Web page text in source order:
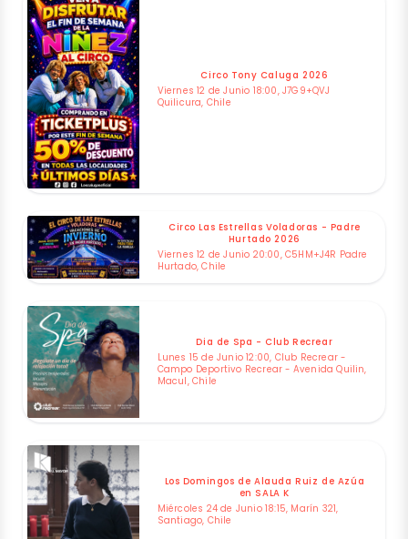
Circo Tony Caluga 2026
Viernes 12 de Junio 18:00, J7G9+QVJ
Quilicura, Chile
Circo Las Estrellas Voladoras - Padre
Hurtado 2026
Viernes 12 de Junio 20:00, C5HM+J4R Padre
Hurtado, Chile
Dia de Spa - Club Recrear
Lunes 15 de Junio 12:00, Club Recrear -
Campo Deportivo Recrear - Avenida Quilin,
Macul, Chile
Los Domingos de Alauda Ruiz de Azúa
en SALA K
Miércoles 24 de Junio 18:15, Marín 321,
Santiago, Chile